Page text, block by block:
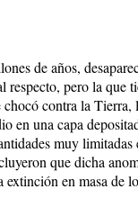
de años,
respecto, pero la que
contra la Tierra,
en una capa
muy
que dicha
extinción en masa de